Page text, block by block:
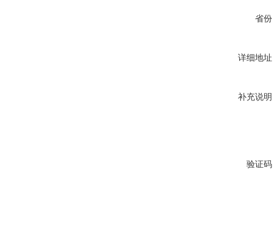
省份
详细地址
补充说明
验证码